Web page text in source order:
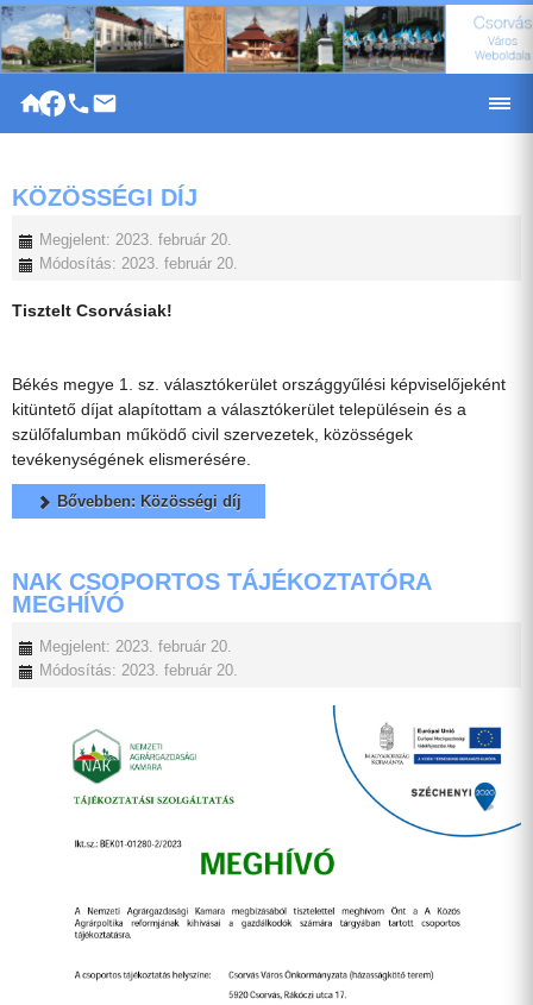
|
KÖZÖSSÉGI DÍJ
Megjelent: 2023. február 20.
Módosítás: 2023. február 20.
Tisztelt Csorvásiak!
Békés megye 1. sz. választókerület országgyűlési képviselőjeként
kitüntető díjat alapítottam a választókerület településein és a
szülőfalumban működő civil szervezetek, közösségek
tevékenységének elismerésére.
Bővebben: Közösségi díj
NAK CSOPORTOS TÁJÉKOZTATÓRA
MEGHÍVÓ
Megjelent: 2023. február 20.
Módosítás: 2023. február 20.